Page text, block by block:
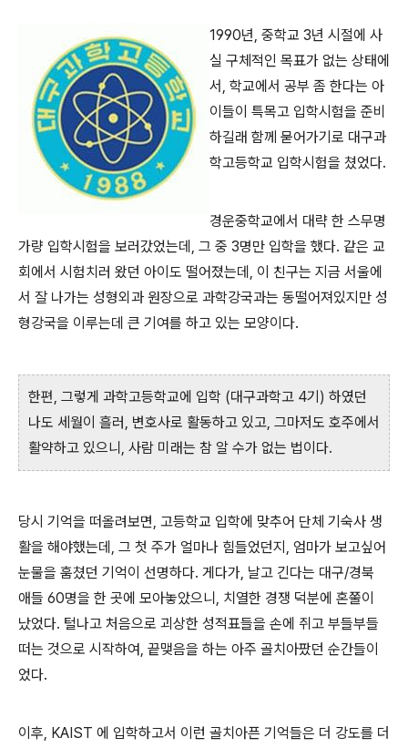
1990년, 중학교 3년 시절에 사
실 구체적인 목표가 없는 상태에
서, 학교에서 공부 좀 한다는 아
이들이 특목고 입학시험을 준비
하길래 함께 묻어가기로 대구과
학고등학교 입학시험을 쳤었다.
경운중학교에서 대략 한 스무명
가량 입학시험을 보러갔었는데, 그 중 3명만 입학을 했다. 같은 교
회에서 시험치러 왔던 아이도 떨어졌는데, 이 친구는 지금 서울에
서 잘 나가는 성형외과 원장으로 과학강국과는 동떨어져있지만 성
형강국을 이루는데 큰 기여를 하고 있는 모양이다.
한편, 그렇게 과학고등학교에 입학 (대구과학고 4기) 하였던
나도 세월이 흘러, 변호사로 활동하고 있고, 그마저도 호주에서
활약하고 있으니, 사람 미래는 참 알 수가 없는 법이다.
당시 기억을 떠올려보면, 고등학교 입학에 맞추어 단체 기숙사 생
활을 해야했는데, 그 첫 주가 얼마나 힘들었던지, 엄마가 보고싶어
눈물을 훔쳤던 기억이 선명하다. 게다가, 날고 긴다는 대구/경북
애들 60명을 한 곳에 모아놓았으니, 치열한 경쟁 덕분에 혼쭐이
났었다. 털나고 처음으로 괴상한 성적표들을 손에 쥐고 부들부들
떠는 것으로 시작하여, 끝맺음을 하는 아주 골치아팠던 순간들이
었다.
이후, KAIST 에 입학하고서 이런 골치아픈 기억들은 더 강도를 더